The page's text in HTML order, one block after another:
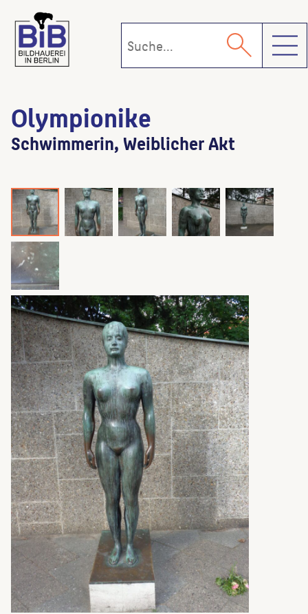
Olympionike
Schwimmerin, Weiblicher Akt